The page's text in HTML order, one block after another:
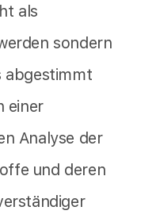
als
sondern
abgestimmt
einer
Analyse der
und deren